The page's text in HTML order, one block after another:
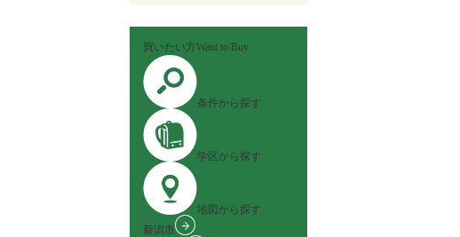
買いたい方Want to Buy
条件から探す
学区から探す
地図から探す
新潟市